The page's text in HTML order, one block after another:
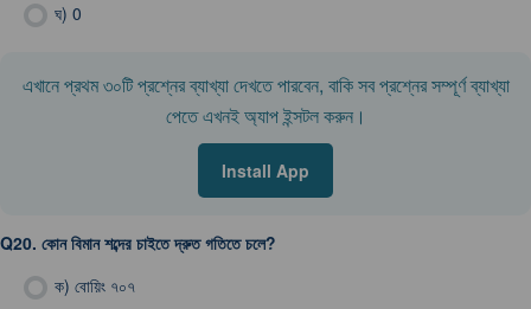
ঘ) 0
এখানে প্রথম ৩০টি প্রশ্নের ব্যাখ্যা দেখতে পারবেন, বাকি সব প্রশ্নের সম্পূর্ণ ব্যাখ্যা
পেতে এখনই অ্যাপ ইন্সটল করুন।
Install App
Q20. কোন বিমান শব্দের চাইতে দ্রুত গতিতে চলে?
ক) বোয়িং ৭০৭